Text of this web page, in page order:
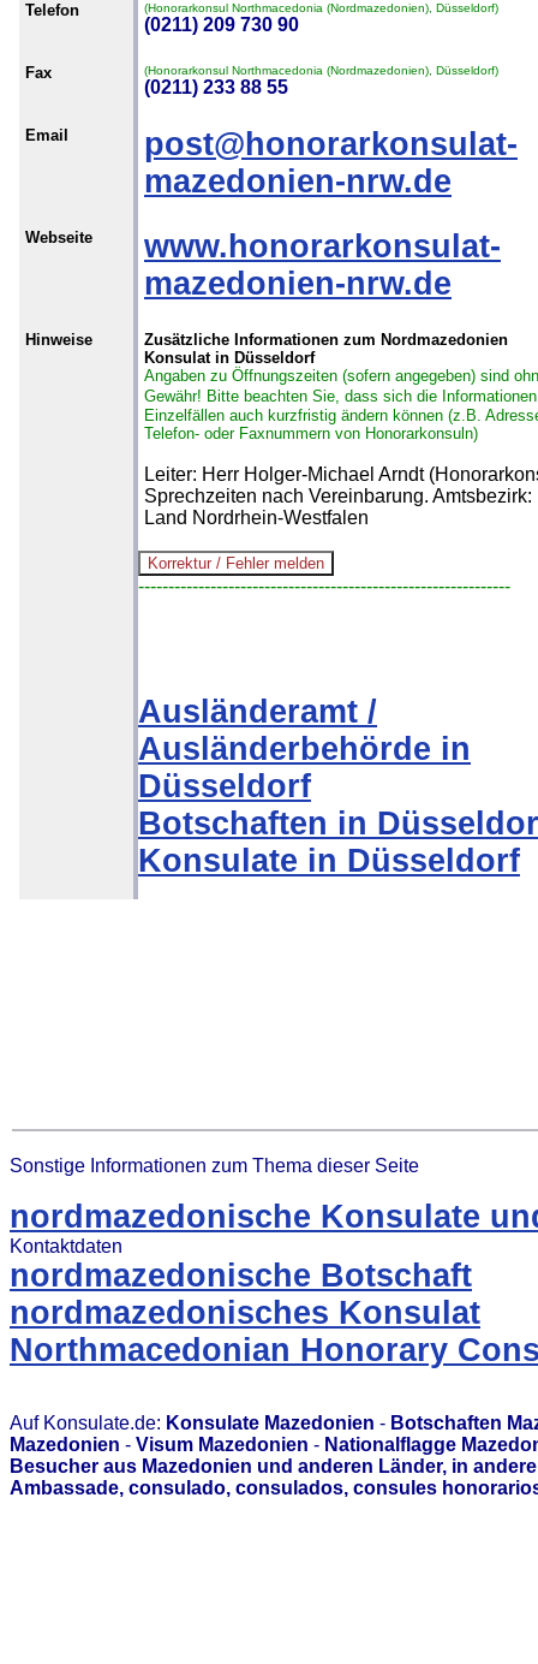
Telefon (Honorarkonsul Northmacedonia (Nordmazedonien), Düsseldorf)
(0211) 209 730 90
Fax (Honorarkonsul Northmacedonia (Nordmazedonien), Düsseldorf)
(0211) 233 88 55
Email
post@honorarkonsulat-
mazedonien-nrw.de
Webseite
www.honorarkonsulat-
mazedonien-nrw.de
Hinweise
Zusätzliche Informationen zum Nordmazedonien
Konsulat in Düsseldorf
Angaben zu Öffnungszeiten (sofern angegeben) sind
Gewähr! Bitte beachten Sie, dass sich die
Einzelfällen auch kurzfristig ändern können (z.B.
Telefon- oder Faxnummern von Honorarkonsuln)
Leiter: Herr Holger-Michael Arndt
Sprechzeiten nach Vereinbarung. Amtsbezirk:
Land Nordrhein-Westfalen
--------------------------------------------------------------
Ausländeramt /
Ausländerbehörde in
Düsseldorf
Botschaften in
Konsulate in Düsseldorf
Sonstige Informationen zum Thema dieser Seite
nordmazedonische Konsulate
Kontaktdaten
nordmazedonische Botschaft
nordmazedonisches Konsulat
Northmacedonian Honorary
Auf Konsulate.de: Konsulate Mazedonien - Botschaften
Mazedonien - Visum Mazedonien - Nationalflagge
Besucher aus Mazedonien und anderen Länder, in
Ambassade, consulado, consulados, consules